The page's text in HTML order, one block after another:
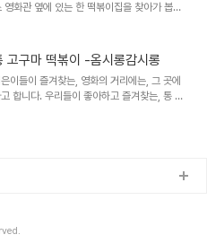
화관 옆에 있는 한 떡볶이집을 찾아가 봅니
뀐 듯 했으며... 토요일 오후 2시쯤 방문인
고구마 떡볶이 -옴시롱감시롱
이들이 즐겨찾는, 영화의 거리에는, 그 곳에
합니다. 우리들이 좋아하고 즐겨찾는, 통 고
일 새벽... 이 곳 떡볶이를 먹기 위해 전주를